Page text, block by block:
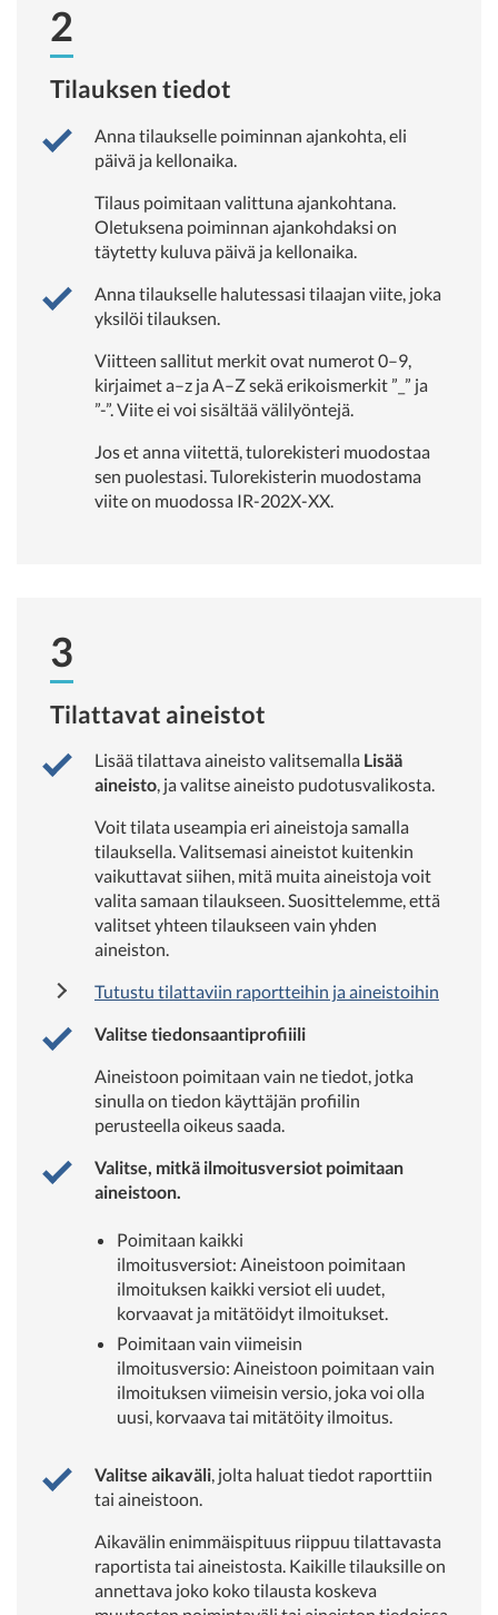
2
Tilauksen tiedot
Anna tilaukselle poiminnan ajankohta, eli
päivä ja kellonaika.
Tilaus poimitaan valittuna ajankohtana.
Oletuksena poiminnan ajankohdaksi on
täytetty kuluva päivä ja kellonaika.
Anna tilaukselle halutessasi tilaajan viite, joka
yksilöi tilauksen.
Viitteen sallitut merkit ovat numerot 0–9,
kirjaimet a–z ja A–Z sekä erikoismerkit ”_” ja
”-”. Viite ei voi sisältää välilyöntejä.
Jos et anna viitettä, tulorekisteri muodostaa
sen puolestasi. Tulorekisterin muodostama
viite on muodossa IR-202X-XX.
3
Tilattavat aineistot
Lisää tilattava aineisto valitsemalla Lisää
aineisto , ja valitse aineisto pudotusvalikosta.
Voit tilata useampia eri aineistoja samalla
tilauksella. Valitsemasi aineistot kuitenkin
vaikuttavat siihen, mitä muita aineistoja voit
valita samaan tilaukseen. Suosittelemme, että
valitset yhteen tilaukseen vain yhden
aineiston.
Tutustu tilattaviin raportteihin ja aineistoihin
Valitse tiedonsaantiprofiiili
Aineistoon poimitaan vain ne tiedot, jotka
sinulla on tiedon käyttäjän profiilin
perusteella oikeus saada.
Valitse, mitkä ilmoitusversiot poimitaan
aineistoon.
Poimitaan kaikki
ilmoitusversiot: Aineistoon poimitaan
ilmoituksen kaikki versiot eli uudet,
korvaavat ja mitätöidyt ilmoitukset.
Poimitaan vain viimeisin
ilmoitusversio: Aineistoon poimitaan vain
ilmoituksen viimeisin versio, joka voi olla
uusi, korvaava tai mitätöity ilmoitus.
Valitse aikaväli , jolta haluat tiedot raporttiin
tai aineistoon.
Aikavälin enimmäispituus riippuu tilattavasta
raportista tai aineistosta. Kaikille tilauksille on
annettava joko koko tilausta koskeva